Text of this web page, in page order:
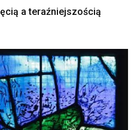
a teraźniejszością